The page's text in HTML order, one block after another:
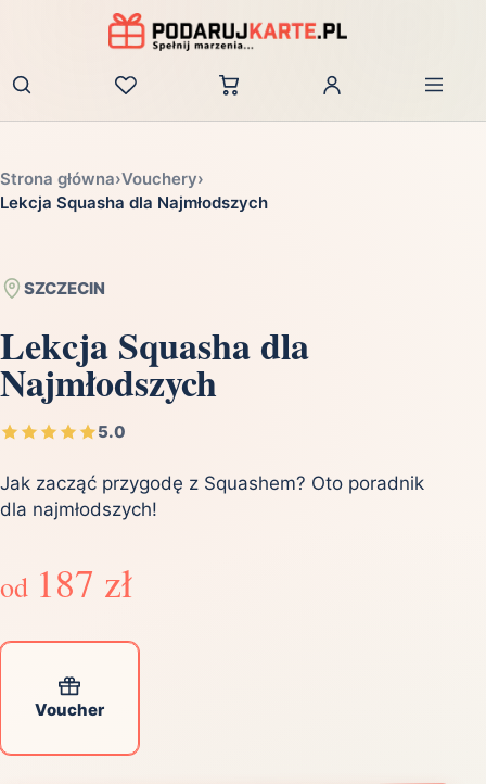
Zaloguj
Strona główna›Vouchery›
Lekcja Squasha dla Najmłodszych
SZCZECIN
Lekcja Squasha dla
Najmłodszych
5.0
Jak zacząć przygodę z Squashem? Oto poradnik
dla najmłodszych!
od 187 zł
Voucher